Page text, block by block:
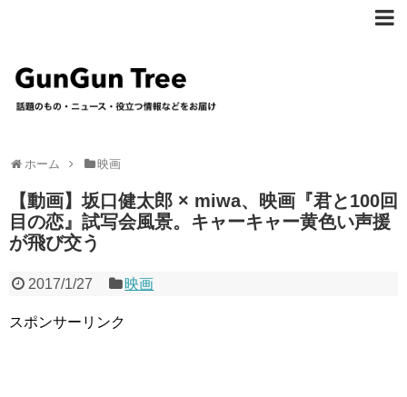
ホーム 映画
【動画】坂口健太郎 × miwa、映画『君と100回
目の恋』試写会風景。キャーキャー黄色い声援
が飛び交う
2017/1/27 映画
スポンサーリンク